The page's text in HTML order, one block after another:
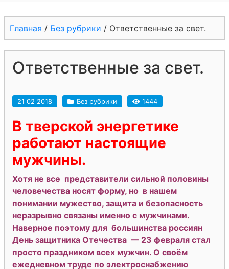
Главная / Без рубрики / Ответственные за свет.
Ответственные за свет.
21 02 2018 Без рубрики 1444
В тверской энергетике
работают настоящие
мужчины.
Хотя не все представители сильной половины
человечества носят форму, но в нашем
понимании мужество, защита и безопасность
неразрывно связаны именно с мужчинами.
Наверное поэтому для большинства россиян
День защитника Отечества — 23 февраля стал
просто праздником всех мужчин. О своём
ежедневном труде по электроснабжению